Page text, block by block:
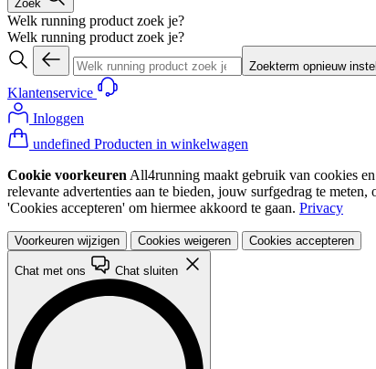
Zoek
Welk running product zoek je?
Welk running product zoek je?
Zoekterm opnieuw
Klantenservice
Inloggen
undefined Producten in winkelwagen
Cookie voorkeuren All4running maakt gebruik van cookies
relevante advertenties aan te bieden, jouw surfgedrag te
'Cookies accepteren' om hiermee akkoord te gaan. Privacy
Voorkeuren wijzigen Cookies weigeren Cookies accepteren
Chat met ons Chat sluiten